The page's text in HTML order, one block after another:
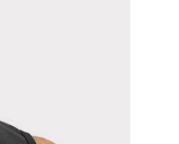
passform som följer